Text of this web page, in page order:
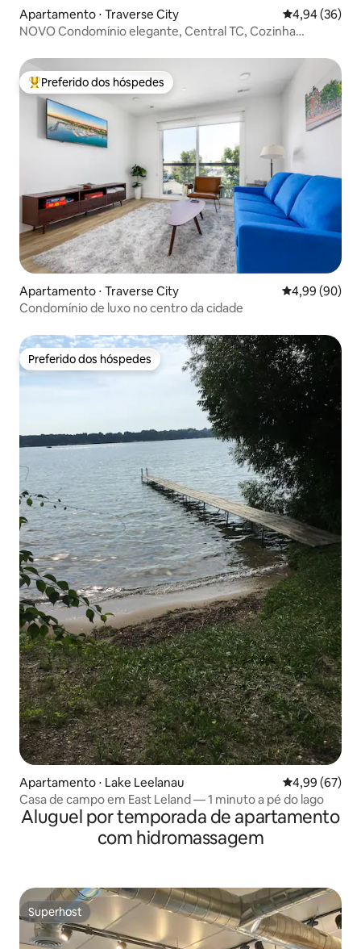
Apartamento ⋅ Traverse City 4,94 de uma
4,94 (36)
NOVO Condomínio elegante, Central TC, Cozinha
Entre os melhores preferidos dos hóspedes
Preferido dos hóspedes
Apartamento ⋅ Traverse City 4,99 de uma
4,99 (90)
Condomínio de luxo no centro da cidade
Preferido dos hóspedes
Preferido dos hóspedes
Apartamento ⋅ Lake Leelanau 4,99 de uma
4,99 (67)
Casa de campo em East Leland — 1 minuto a pé do lago
Aluguel por temporada de apartamento
com hidromassagem
Superhost
Superhost